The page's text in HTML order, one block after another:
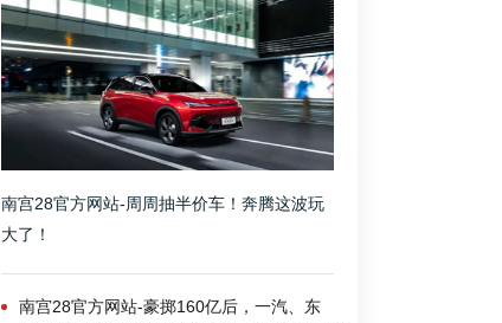
南宫28官方网站-周周抽半价车！奔腾这波玩
大了！
南宫28官方网站-豪掷160亿后，一汽、东